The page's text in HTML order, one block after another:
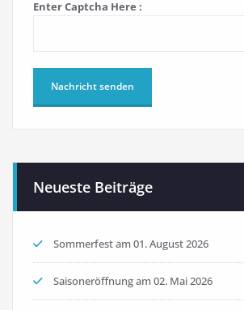
Enter Captcha Here :
Neueste Beiträge
Sommerfest am 01. August 2026
Saisoneröffnung am 02. Mai 2026